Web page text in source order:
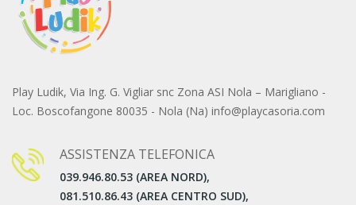
Play Ludik, Via Ing. G. Vigliar snc Zona ASI Nola – Marigliano -
Loc. Boscofangone 80035 - Nola (Na) info@playcasoria.com
ASSISTENZA TELEFONICA
039.946.80.53 (AREA NORD),
081.510.86.43 (AREA CENTRO SUD),